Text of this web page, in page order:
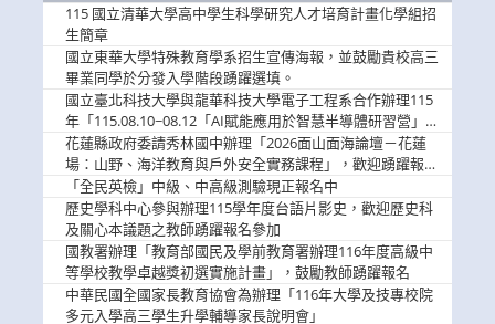
115 國立清華大學高中學生科學研究人才培育計畫化學組招
生簡章
國立東華大學特殊教育學系招生宣傳海報，並鼓勵貴校高三
畢業同學於分發入學階段踴躍選填。
國立臺北科技大學與龍華科技大學電子工程系合作辦理115
年「115.08.10~08.12「AI賦能應用於智慧半導體研習營」，
歡迎學生踴躍報名參加
花蓮縣政府委請秀林國中辦理「2026面山面海論壇－花蓮
場：山野、海洋教育與戶外安全實務課程」，歡迎踴躍報名
參加
「全民英檢」中級、中高級測驗現正報名中
歷史學科中心參與辦理115學年度台語片影史，歡迎歷史科
及關心本議題之教師踴躍報名參加
國教署辦理「教育部國民及學前教育署辦理116年度高級中
等學校教學卓越獎初選實施計畫」，鼓勵教師踴躍報名
中華民國全國家長教育協會為辦理「116年大學及技專校院
多元入學高三學生升學輔導家長說明會」